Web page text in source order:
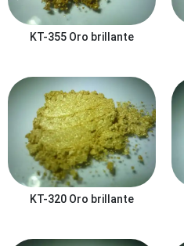
KT-355 Oro brillante
KT-320 Oro brillante